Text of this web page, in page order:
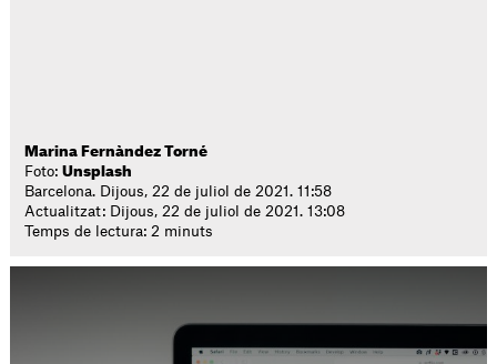
Marina Fernàndez Torné
Foto:Unsplash
Barcelona. Dijous, 22 de juliol de 2021. 11:58
Actualitzat: Dijous, 22 de juliol de 2021. 13:08
Temps de lectura: 2 minuts